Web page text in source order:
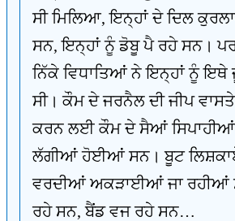
ਸੀ ਮਿਲਿਆ, ਇਨ੍ਹਾਂ ਦੇ ਦਿਲ
ਸਨ, ਇਨ੍ਹਾਂ ਨੂੰ ਡੋਬੂ ਪੈ ਰਹੇ ਸਨ।
ਨਿੱਕੇ ਵਿਧਾਤਿਆਂ ਨੇ ਇਨ੍ਹਾਂ ਨੂੰ
ਸੀ। ਕੌਮ ਦੇ ਜਰਨੈਲ ਦੀ ਜੀਪ
ਕਰਨ ਲਈ ਕੌਮ ਦੇ ਸੈਆਂ ਸਿਪਾਹੀਆਂ
ਲੱਗੀਆਂ ਹੋਈਆਂ ਸਨ। ਬੂਟ
ਵਰਦੀਆਂ ਅਕੜਾਈਆਂ ਜਾ ਰਹੀਆਂ
ਰਹੇ ਸਨ, ਬੈਂਡ ਵਜ ਰਹੇ ਸਨ…